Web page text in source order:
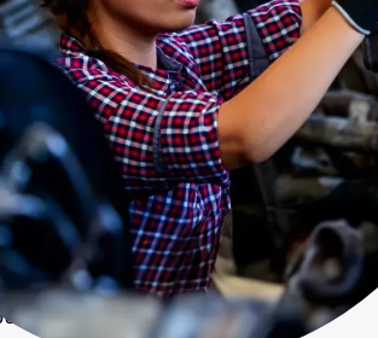
EN TEGELIJKERTIJD EEN NIEUW
COLORFABB